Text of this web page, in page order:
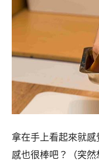
拿在手上看起來就感
感也很棒吧？（突